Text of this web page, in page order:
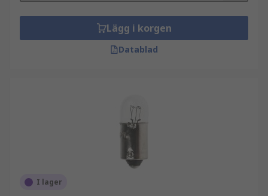
Lägg i korgen
Datablad
I lager